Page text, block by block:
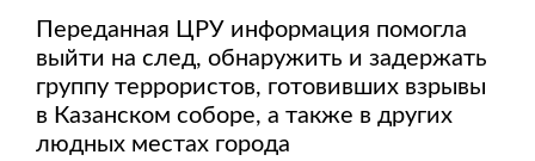
Переданная ЦРУ информация помогла
выйти на след, обнаружить и задержать
группу террористов, готовивших взрывы
в Казанском соборе, а также в других
людных местах города